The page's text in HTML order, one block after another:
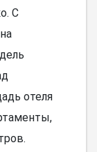
С
отеля